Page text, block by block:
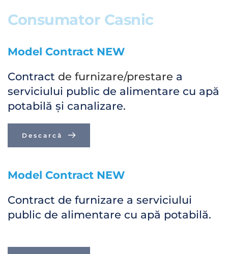
Consumator Casnic
Model Contract NEW
Contract de furnizare/prestare a
serviciului public de alimentare cu apă
potabilă și canalizare.
Descarcă
Model Contract NEW
Contract de furnizare a serviciului
public de alimentare cu apă potabilă.